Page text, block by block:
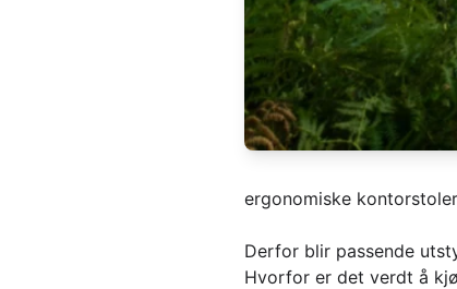
ergonomiske kontorstoler
Derfor blir passende
Hvorfor er det verdt å